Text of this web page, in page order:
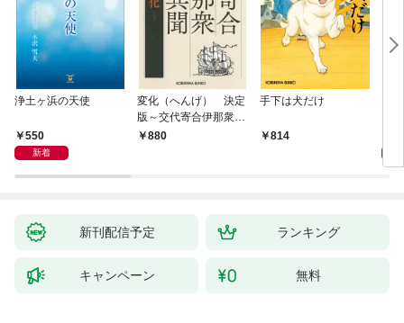
浄土ヶ浜の天使
550
新着
変化（へんげ） 決定
版～交代寄合伊那衆異
聞（1）～
880
手下は犬だけ
814
新刊配信予定 ランキング
キャンペーン 無料